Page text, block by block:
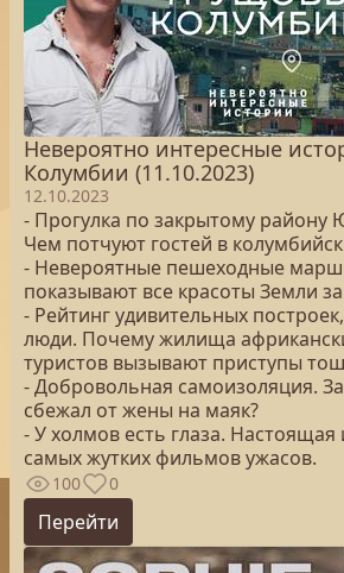
Невероятно интересные
Колумбии (11.10.2023)
12.10.2023
- Прогулка по закрытому
Чем потчуют гостей в
- Невероятные пешеходные
показывают все красоты Земли
- Рейтинг удивительных
люди. Почему жилища
туристов вызывают приступы
- Добровольная самоизоляция.
сбежал от жены на маяк?
- У холмов есть глаза. Настоящая
самых жутких фильмов ужасов.
100 0
Перейти